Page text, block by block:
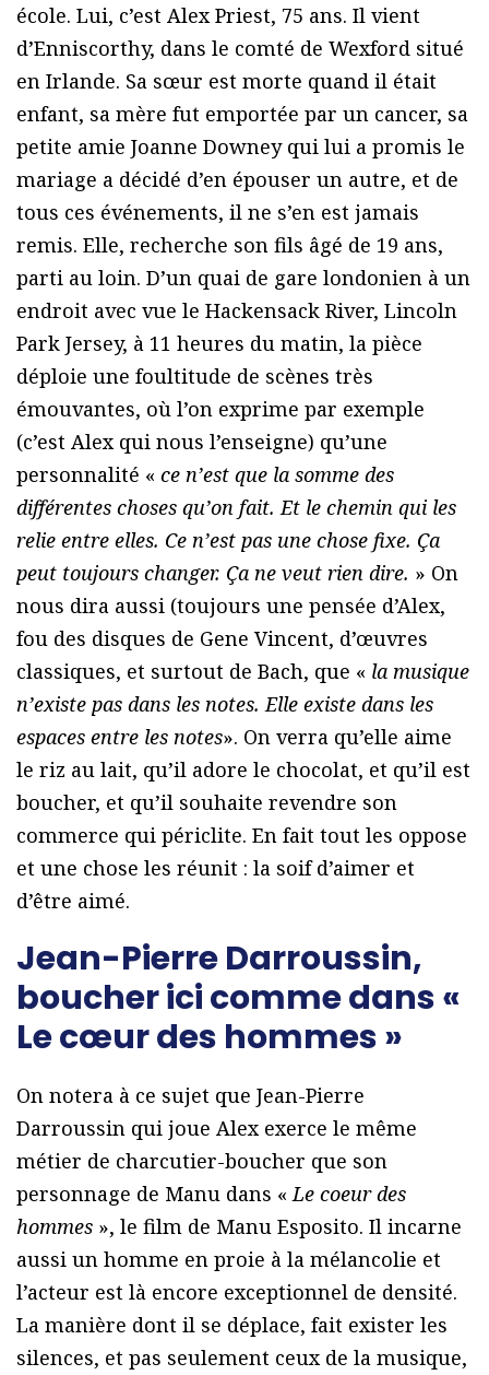
école. Lui, c’est Alex Priest, 75 ans. Il vient
d’Enniscorthy, dans le comté de Wexford situé
en Irlande. Sa sœur est morte quand il était
enfant, sa mère fut emportée par un cancer, sa
petite amie Joanne Downey qui lui a promis le
mariage a décidé d’en épouser un autre, et de
tous ces événements, il ne s’en est jamais
remis. Elle, recherche son fils âgé de 19 ans,
parti au loin. D’un quai de gare londonien à un
endroit avec vue le Hackensack River, Lincoln
Park Jersey, à 11 heures du matin, la pièce
déploie une foultitude de scènes très
émouvantes, où l’on exprime par exemple
(c’est Alex qui nous l’enseigne) qu’une
personnalité « ce n’est que la somme des
différentes choses qu’on fait. Et le chemin qui les
relie entre elles. Ce n’est pas une chose fixe. Ça
peut toujours changer. Ça ne veut rien dire. » On
nous dira aussi (toujours une pensée d’Alex,
fou des disques de Gene Vincent, d’œuvres
classiques, et surtout de Bach, que « la musique
n’existe pas dans les notes. Elle existe dans les
espaces entre les notes». On verra qu’elle aime
le riz au lait, qu’il adore le chocolat, et qu’il est
boucher, et qu’il souhaite revendre son
commerce qui périclite. En fait tout les oppose
et une chose les réunit : la soif d’aimer et
d’être aimé.
Jean-Pierre Darroussin,
boucher ici comme dans «
Le cœur des hommes »
On notera à ce sujet que Jean-Pierre
Darroussin qui joue Alex exerce le même
métier de charcutier-boucher que son
personnage de Manu dans « Le coeur des
hommes », le film de Manu Esposito. Il incarne
aussi un homme en proie à la mélancolie et
l’acteur est là encore exceptionnel de densité.
La manière dont il se déplace, fait exister les
silences, et pas seulement ceux de la musique,